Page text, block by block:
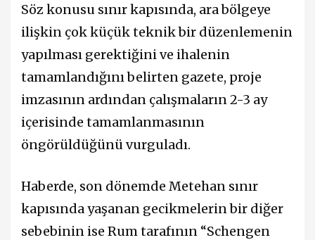
Söz konusu sınır kapısında, ara bölgeye
ilişkin çok küçük teknik bir düzenlemenin
yapılması gerektiğini ve ihalenin
tamamlandığını belirten gazete, proje
imzasının ardından çalışmaların 2-3 ay
içerisinde tamamlanmasının
öngörüldüğünü vurguladı.
Haberde, son dönemde Metehan sınır
kapısında yaşanan gecikmelerin bir diğer
sebebinin ise Rum tarafının “Schengen